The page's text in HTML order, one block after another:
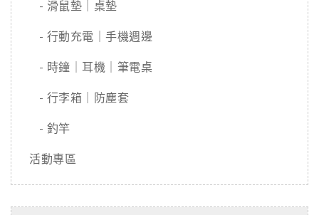
- 滑鼠墊｜桌墊
- 行動充電｜手機週邊
- 時鐘｜耳機｜筆電桌
- 行李箱｜防塵套
- 釣竿
活動專區